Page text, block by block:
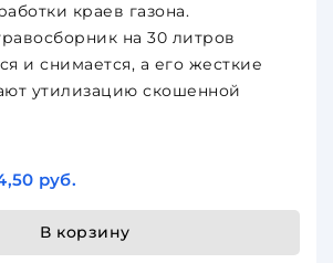
краев газона.
на 30 литров
и снимается, а его жесткие
утилизацию скошенной
руб.
В корзину